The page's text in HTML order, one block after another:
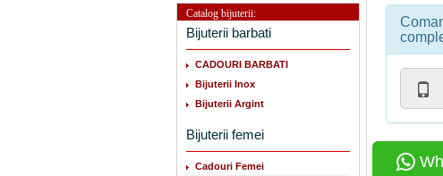
Catalog bijuterii:
Bijuterii barbati
CADOURI BARBATI
Bijuterii Inox
Bijuterii Argint
Bijuterii femei
Cadouri Femei